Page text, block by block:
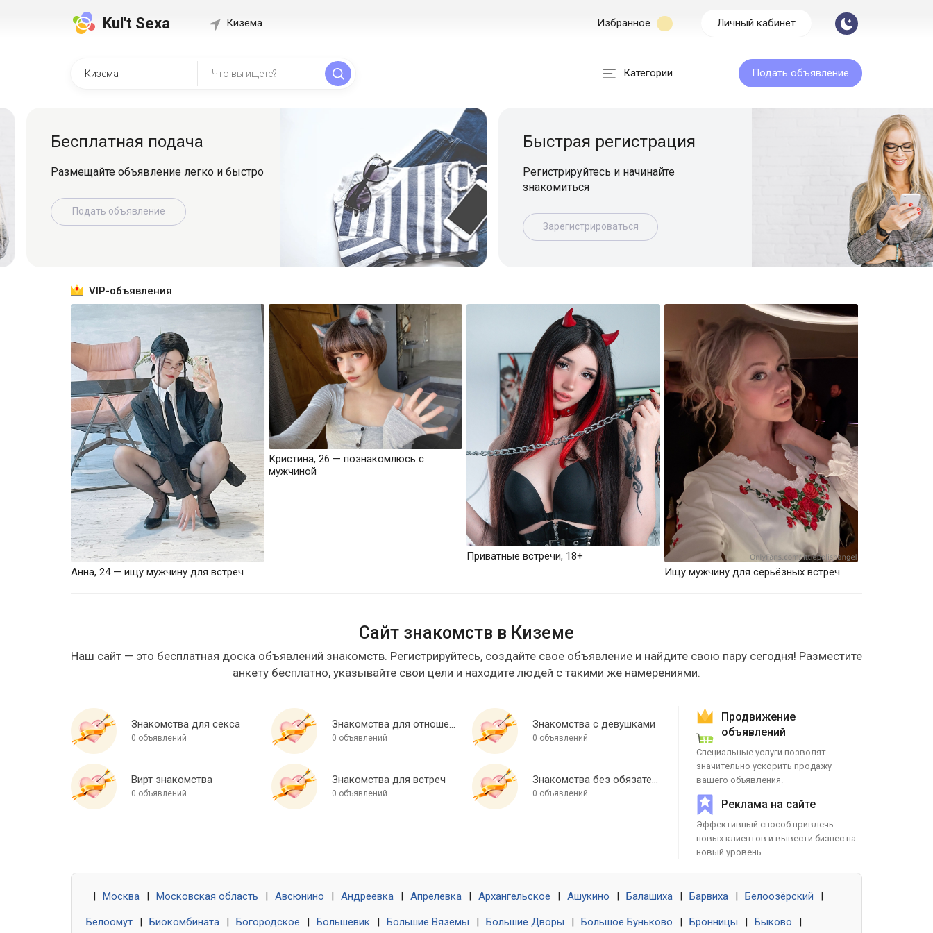
Kul't Sexa Кизема Избранное Личный кабинет
Категории Подать объявление
Быстрая регистрация
Регистрируйтесь и начинайте
Зарегистрироваться
Бесплатная подача
Размещайте объявление легко и
VIP-объявления
Анна, 24 — ищу мужчину для встреч
Кристина, 26 — познакомлюсь с
мужчиной
Приватные встречи, 18+
Ищу мужчину для серьёзных встреч
Сайт знакомств в Киземе
Наш сайт — это бесплатная доска объявлений знакомств. Регистрируйтесь, создайте свое объявление и найдите свою пару сегодня! Разместите
анкету бесплатно, указывайте свои цели и находите людей с такими же намерениями.
Знакомства для секса
0 объявлений
Знакомства для отношений
0 объявлений
Знакомства с девушками
0 объявлений
Вирт знакомства
0 объявлений
Знакомства для встреч
0 объявлений
Знакомства без обязательств
0 объявлений
Продвижение
объявлений
Специальные услуги позволят
значительно ускорить продажу
вашего объявления.
Реклама на сайте
Эффективный способ привлечь
новых клиентов и вывести бизнес на
новый уровень.
Москва Московская область Авсюнино Андреевка Апрелевка Архангельское Ашукино Балашиха Барвиха Белоозёрский
Белоомут Биокомбината Богородское Большевик Большие Вяземы Большие Дворы Большое Буньково Бронницы Быково